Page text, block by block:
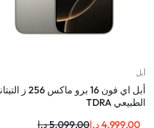
أبل
أبل اي فون 16 برو ماكس
الطبيعي TDRA
5.099,00د.إ 4.999,00د.إ